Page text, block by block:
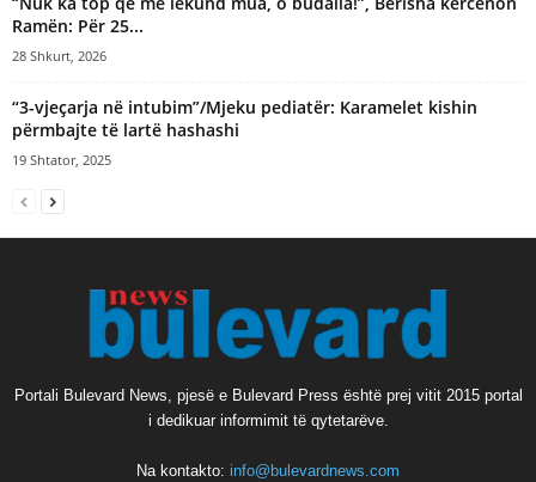
Ramën: Për 25...
28 Shkurt, 2026
“3-vjeçarja në intubim”/Mjeku pediatër: Karamelet kishin
përmbajte të lartë hashashi
19 Shtator, 2025
Portali Bulevard News, pjesë e Bulevard Press është prej vitit 2015 portal
i dedikuar informimit të qytetarëve.
Na kontakto: info@bulevardnews.com